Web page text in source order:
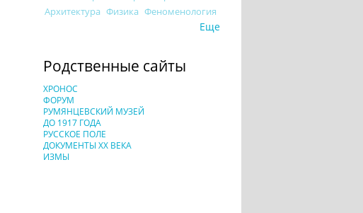
Архитектура Физика Феноменология
Еще
Родственные сайты
ХРОНОС
ФОРУМ
РУМЯНЦЕВСКИЙ МУЗЕЙ
ДО 1917 ГОДА
РУССКОЕ ПОЛЕ
ДОКУМЕНТЫ XX ВЕКА
ИЗМЫ